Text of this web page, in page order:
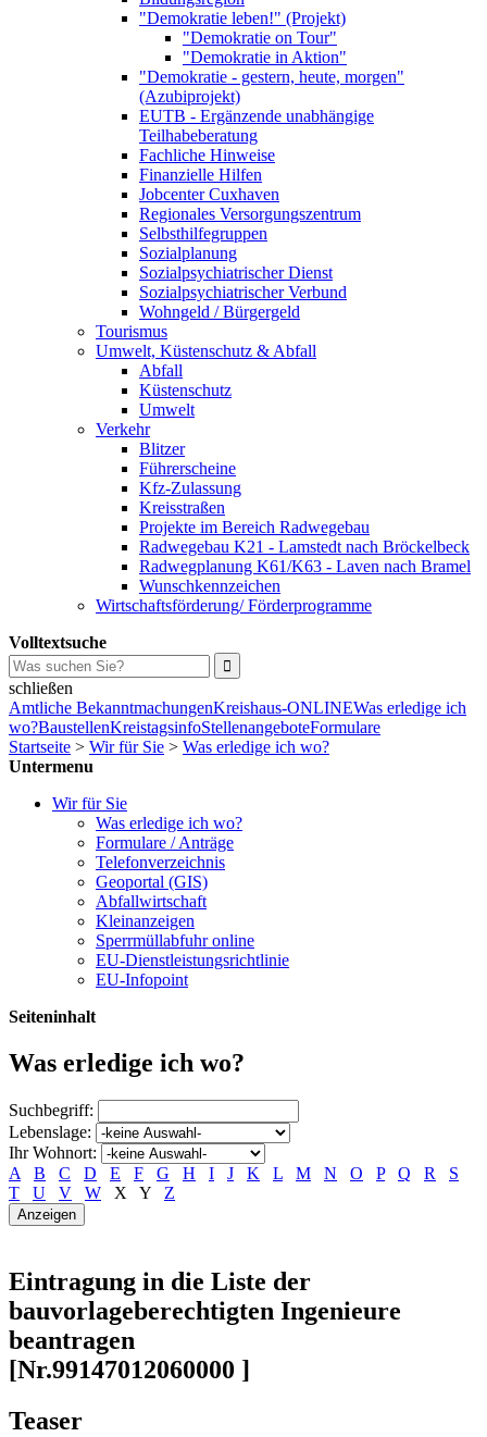
"Demokratie leben!" (Projekt)
"Demokratie on Tour"
"Demokratie in Aktion"
"Demokratie - gestern, heute, morgen"
(Azubiprojekt)
EUTB - Ergänzende unabhängige
Teilhabeberatung
Fachliche Hinweise
Finanzielle Hilfen
Jobcenter Cuxhaven
Regionales Versorgungszentrum
Selbsthilfegruppen
Sozialplanung
Sozialpsychiatrischer Dienst
Sozialpsychiatrischer Verbund
Wohngeld / Bürgergeld
Tourismus
Umwelt, Küstenschutz & Abfall
Abfall
Küstenschutz
Umwelt
Verkehr
Blitzer
Führerscheine
Kfz-Zulassung
Kreisstraßen
Projekte im Bereich Radwegebau
Radwegebau K21 - Lamstedt nach Bröckelbeck
Radwegplanung K61/K63 - Laven nach Bramel
Wunschkennzeichen
Wirtschaftsförderung/ Förderprogramme
Volltextsuche
schließen
Amtliche BekanntmachungenKreishaus-ONLINEWas erledige ich
wo?BaustellenKreistagsinfoStellenangeboteFormulare
Startseite > Wir für Sie > Was erledige ich wo?
Untermenu
Wir für Sie
Was erledige ich wo?
Formulare / Anträge
Telefonverzeichnis
Geoportal (GIS)
Abfallwirtschaft
Kleinanzeigen
Sperrmüllabfuhr online
EU-Dienstleistungsrichtlinie
EU-Infopoint
Seiteninhalt
Was erledige ich wo?
Suchbegriff:
Lebenslage:
Ihr Wohnort:
A
B C D E F G H I J K L M N O P Q R
S
T
U V W X Y Z
Eintragung in die Liste der
bauvorlageberechtigten Ingenieure
beantragen
[Nr.99147012060000 ]
Teaser